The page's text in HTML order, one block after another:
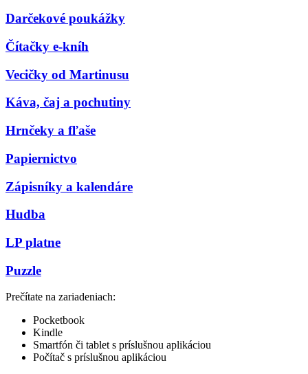
Darčekové poukážky
Čítačky e-kníh
Vecičky od Martinusu
Káva, čaj a pochutiny
Hrnčeky a fľaše
Papiernictvo
Zápisníky a kalendáre
Hudba
LP platne
Puzzle
Prečítate na zariadeniach:
Pocketbook
Kindle
Smartfón či tablet s príslušnou aplikáciou
Počítač s príslušnou aplikáciou